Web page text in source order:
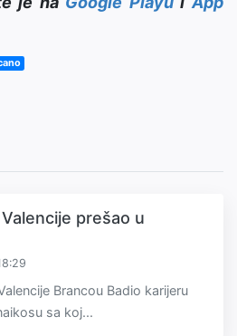
prešao u
Brancou Badio karijeru
sa koj...